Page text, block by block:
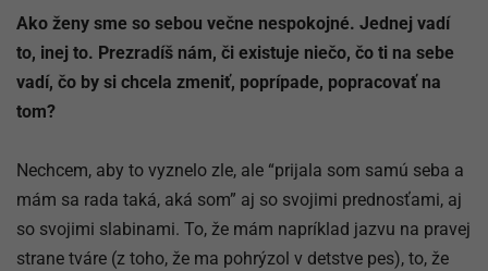
Ako ženy sme so sebou večne nespokojné. Jednej vadí
to, inej to. Prezradíš nám, či existuje niečo, čo ti na sebe
vadí, čo by si chcela zmeniť, poprípade, popracovať na
tom?
Nechcem, aby to vyznelo zle, ale “prijala som samú seba a
mám sa rada taká, aká som” aj so svojimi prednosťami, aj
so svojimi slabinami. To, že mám napríklad jazvu na pravej
strane tváre (z toho, že ma pohrýzol v detstve pes), to, že